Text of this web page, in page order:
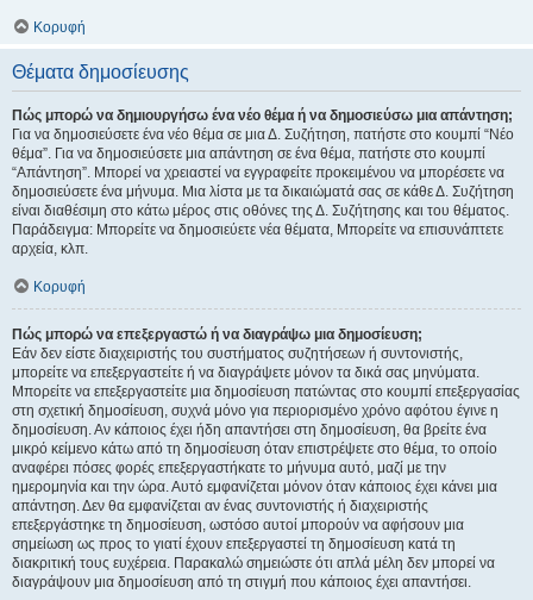
Κορυφή
Θέματα δημοσίευσης
Πώς μπορώ να δημιουργήσω ένα νέο θέμα ή να δημοσιεύσω μια απάντηση;
Για να δημοσιεύσετε ένα νέο θέμα σε μια Δ. Συζήτηση, πατήστε στο κουμπί “Νέο
θέμα”. Για να δημοσιεύσετε μια απάντηση σε ένα θέμα, πατήστε στο κουμπί
“Απάντηση”. Μπορεί να χρειαστεί να εγγραφείτε προκειμένου να μπορέσετε να
δημοσιεύσετε ένα μήνυμα. Μια λίστα με τα δικαιώματά σας σε κάθε Δ. Συζήτηση
είναι διαθέσιμη στο κάτω μέρος στις οθόνες της Δ. Συζήτησης και του θέματος.
Παράδειγμα: Μπορείτε να δημοσιεύετε νέα θέματα, Μπορείτε να επισυνάπτετε
αρχεία, κλπ.
Κορυφή
Πώς μπορώ να επεξεργαστώ ή να διαγράψω μια δημοσίευση;
Εάν δεν είστε διαχειριστής του συστήματος συζητήσεων ή συντονιστής,
μπορείτε να επεξεργαστείτε ή να διαγράψετε μόνον τα δικά σας μηνύματα.
Μπορείτε να επεξεργαστείτε μια δημοσίευση πατώντας στο κουμπί επεξεργασίας
στη σχετική δημοσίευση, συχνά μόνο για περιορισμένο χρόνο αφότου έγινε η
δημοσίευση. Αν κάποιος έχει ήδη απαντήσει στη δημοσίευση, θα βρείτε ένα
μικρό κείμενο κάτω από τη δημοσίευση όταν επιστρέψετε στο θέμα, το οποίο
αναφέρει πόσες φορές επεξεργαστήκατε το μήνυμα αυτό, μαζί με την
ημερομηνία και την ώρα. Αυτό εμφανίζεται μόνον όταν κάποιος έχει κάνει μια
απάντηση. Δεν θα εμφανίζεται αν ένας συντονιστής ή διαχειριστής
επεξεργάστηκε τη δημοσίευση, ωστόσο αυτοί μπορούν να αφήσουν μια
σημείωση ως προς το γιατί έχουν επεξεργαστεί τη δημοσίευση κατά τη
διακριτική τους ευχέρεια. Παρακαλώ σημειώστε ότι απλά μέλη δεν μπορεί να
διαγράψουν μια δημοσίευση από τη στιγμή που κάποιος έχει απαντήσει.